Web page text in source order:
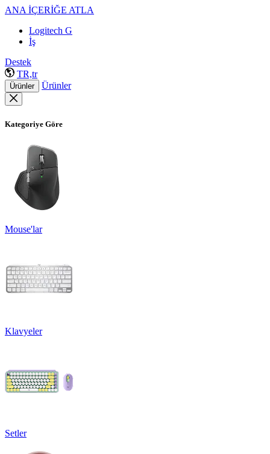
ANA İÇERİĞE ATLA
Logitech G
İş
Destek
TR,tr
Ürünler Ürünler
Kategoriye Göre
Mouse'lar
Klavyeler
Setler